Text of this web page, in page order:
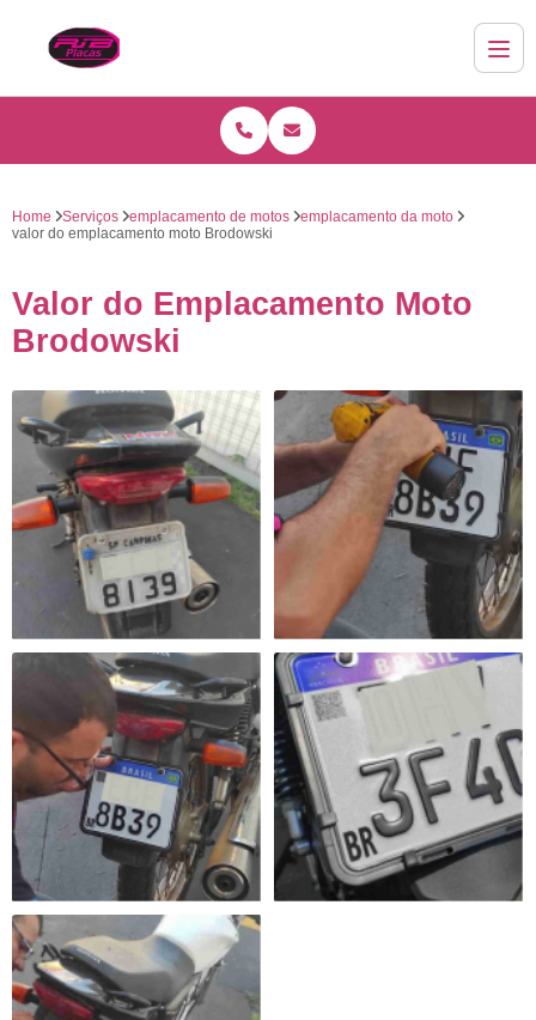
Home Serviços emplacamento de motos
emplacamento da moto
valor do emplacamento moto Brodowski
Valor do Emplacamento Moto
Brodowski